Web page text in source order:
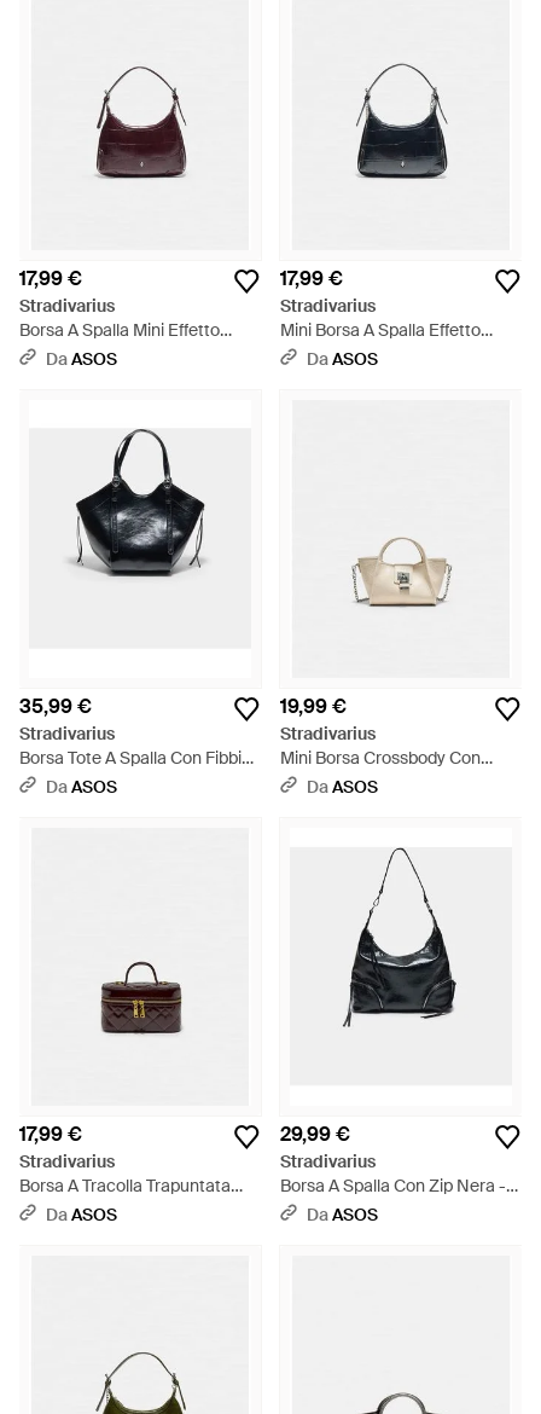
17,99 €
Stradivarius
Borsa A Spalla Mini Effetto
Coccodrillo - Viola
DaASOS
17,99 €
Stradivarius
Mini Borsa A Spalla Effetto
Coccodrillo Nera - Blu
DaASOS
35,99 €
Stradivarius
Borsa Tote A Spalla Con Fibbie
Nera - Nero
DaASOS
19,99 €
Stradivarius
Mini Borsa Crossbody Con
Lucchetto - Bianco
DaASOS
17,99 €
Stradivarius
Borsa A Tracolla Trapuntata
Bordeaux - Bianco
DaASOS
29,99 €
Stradivarius
Borsa A Spalla Con Zip Nera -
NeroDaASOS